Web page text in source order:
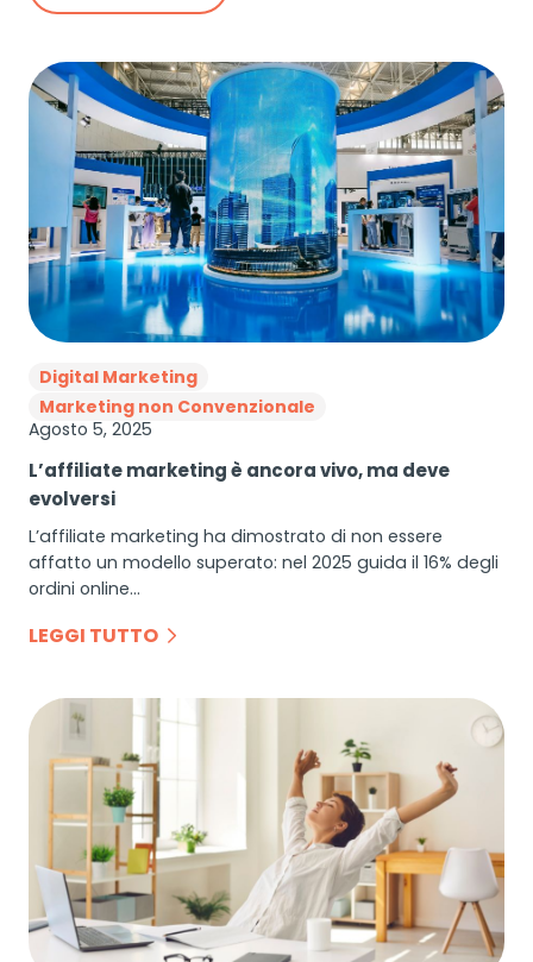
Digital Marketing
Marketing non Convenzionale
Agosto 5, 2025
L’affiliate marketing è ancora vivo, ma deve
evolversi
L’affiliate marketing ha dimostrato di non essere
affatto un modello superato: nel 2025 guida il 16% degli
ordini online…
LEGGI TUTTO